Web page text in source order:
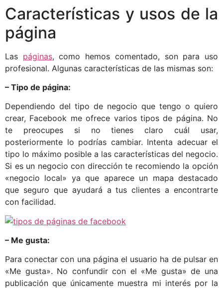
Características y usos de la
página
Las páginas, como hemos comentado, son para uso
profesional. Algunas características de las mismas son:
– Tipo de página:
Dependiendo del tipo de negocio que tengo o quiero
crear, Facebook me ofrece varios tipos de página. No
te preocupes si no tienes claro cuál usar,
posteriormente lo podrías cambiar. Intenta adecuar el
tipo lo máximo posible a las características del negocio.
Si es un negocio con dirección te recomiendo la opción
«negocio local» ya que aparece un mapa destacado
que seguro que ayudará a tus clientes a encontrarte
con facilidad.
– Me gusta:
Para conectar con una página el usuario ha de pulsar en
«Me gusta». No confundir con el «Me gusta» de una
publicación que únicamente muestra mi interés por la